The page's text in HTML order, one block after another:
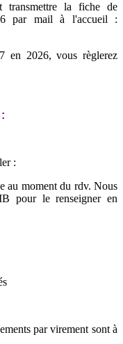
la fiche de
par mail à l'accueil :
en 2026, vous règlerez
:
au moment du rdv. Nous
pour le renseigner en
par virement sont à